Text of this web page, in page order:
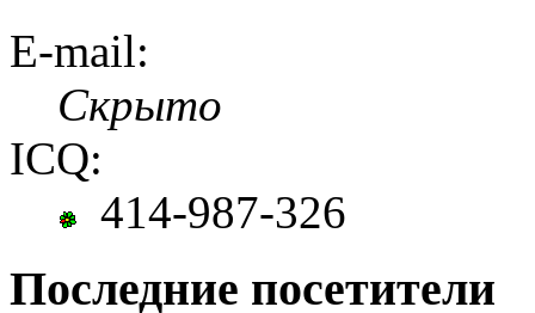
E-mail:
Скрыто
ICQ:
414-987-326
Последние посетители